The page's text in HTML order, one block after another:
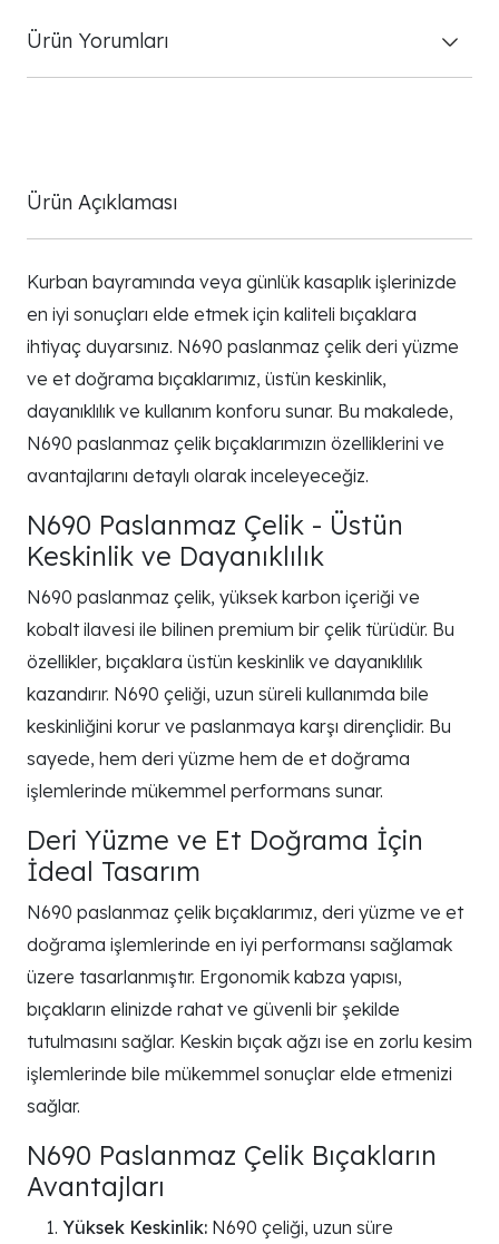
Ürün Yorumları
Ürün Açıklaması
Kurban bayramında veya günlük kasaplık işlerinizde
en iyi sonuçları elde etmek için kaliteli bıçaklara
ihtiyaç duyarsınız. N690 paslanmaz çelik deri yüzme
ve et doğrama bıçaklarımız, üstün keskinlik,
dayanıklılık ve kullanım konforu sunar. Bu makalede,
N690 paslanmaz çelik bıçaklarımızın özelliklerini ve
avantajlarını detaylı olarak inceleyeceğiz.
N690 Paslanmaz Çelik - Üstün
Keskinlik ve Dayanıklılık
N690 paslanmaz çelik, yüksek karbon içeriği ve
kobalt ilavesi ile bilinen premium bir çelik türüdür. Bu
özellikler, bıçaklara üstün keskinlik ve dayanıklılık
kazandırır. N690 çeliği, uzun süreli kullanımda bile
keskinliğini korur ve paslanmaya karşı dirençlidir. Bu
sayede, hem deri yüzme hem de et doğrama
işlemlerinde mükemmel performans sunar.
Deri Yüzme ve Et Doğrama İçin
İdeal Tasarım
N690 paslanmaz çelik bıçaklarımız, deri yüzme ve et
doğrama işlemlerinde en iyi performansı sağlamak
üzere tasarlanmıştır. Ergonomik kabza yapısı,
bıçakların elinizde rahat ve güvenli bir şekilde
tutulmasını sağlar. Keskin bıçak ağzı ise en zorlu kesim
işlemlerinde bile mükemmel sonuçlar elde etmenizi
sağlar.
N690 Paslanmaz Çelik Bıçakların
Avantajları
Yüksek Keskinlik: N690 çeliği, uzun süre